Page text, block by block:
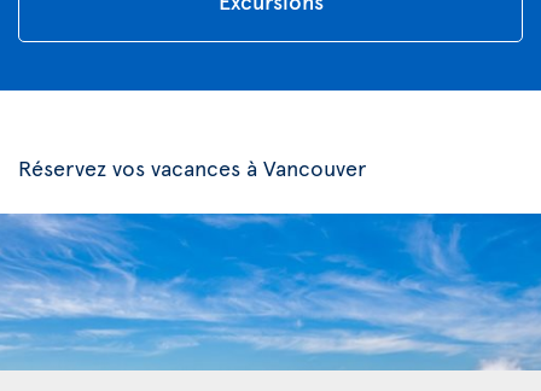
Réservez vos vacances à Vancouver